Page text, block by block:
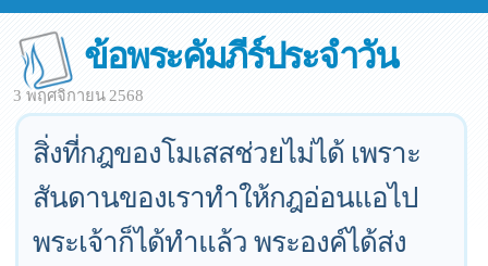
ข้อพระคัมภีร์ประจำวัน
3 พฤศจิกายน 2568
สิ่งที่กฎของโมเสสช่วยไม่ได้ เพราะ
สันดานของเราทำให้กฎอ่อนแอไป
พระเจ้าก็ได้ทำแล้ว พระองค์ได้ส่ง